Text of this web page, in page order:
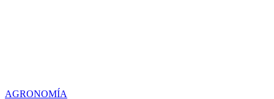
AGRONOMÍA